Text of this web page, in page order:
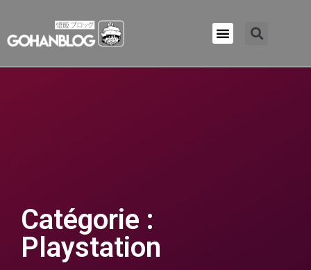
Catégorie :
Playstation